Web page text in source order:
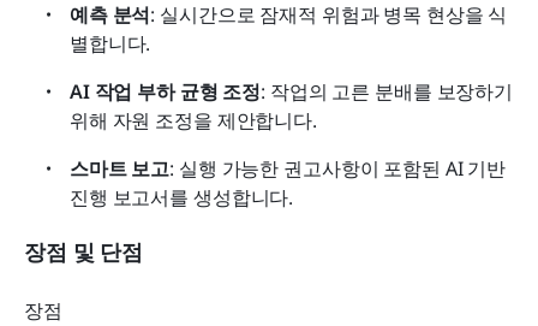
예측 분석: 실시간으로 잠재적 위험과 병목 현상을 식
별합니다.
AI 작업 부하 균형 조정: 작업의 고른 분배를 보장하기
위해 자원 조정을 제안합니다.
스마트 보고: 실행 가능한 권고사항이 포함된 AI 기반
진행 보고서를 생성합니다.
장점 및 단점
장점